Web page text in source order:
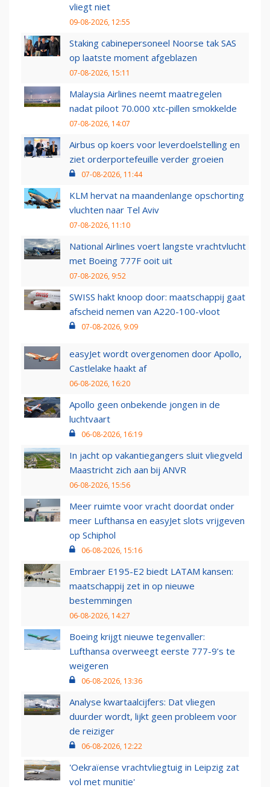
vliegt niet
09-08-2026, 12:55
Staking cabinepersoneel Noorse tak SAS
op laatste moment afgeblazen
07-08-2026, 15:11
Malaysia Airlines neemt maatregelen
nadat piloot 70.000 xtc-pillen smokkelde
07-08-2026, 14:07
Airbus op koers voor leverdoelstelling en
ziet orderportefeuille verder groeien
07-08-2026, 11:44
KLM hervat na maandenlange opschorting
vluchten naar Tel Aviv
07-08-2026, 11:10
National Airlines voert langste vrachtvlucht
met Boeing 777F ooit uit
07-08-2026, 9:52
SWISS hakt knoop door: maatschappij gaat
afscheid nemen van A220-100-vloot
07-08-2026, 9:09
easyJet wordt overgenomen door Apollo,
Castlelake haakt af
06-08-2026, 16:20
Apollo geen onbekende jongen in de
luchtvaart
06-08-2026, 16:19
In jacht op vakantiegangers sluit vliegveld
Maastricht zich aan bij ANVR
06-08-2026, 15:56
Meer ruimte voor vracht doordat onder
meer Lufthansa en easyJet slots vrijgeven
op Schiphol
06-08-2026, 15:16
Embraer E195-E2 biedt LATAM kansen:
maatschappij zet in op nieuwe
bestemmingen
06-08-2026, 14:27
Boeing krijgt nieuwe tegenvaller:
Lufthansa overweegt eerste 777-9’s te
weigeren
06-08-2026, 13:36
Analyse kwartaalcijfers: Dat vliegen
duurder wordt, lijkt geen probleem voor
de reiziger
06-08-2026, 12:22
'Oekraïense vrachtvliegtuig in Leipzig zat
vol met munitie'